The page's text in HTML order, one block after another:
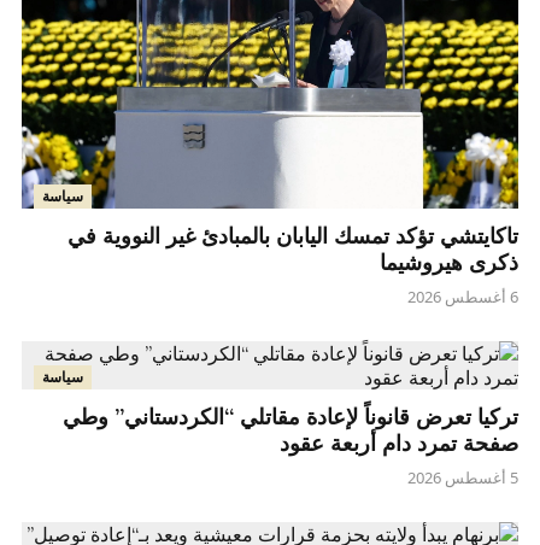
سياسة
تاكايتشي تؤكد تمسك اليابان بالمبادئ غير النووية في
ذكرى هيروشيما
6 أغسطس 2026
سياسة
تركيا تعرض قانوناً لإعادة مقاتلي “الكردستاني” وطي
صفحة تمرد دام أربعة عقود
5 أغسطس 2026